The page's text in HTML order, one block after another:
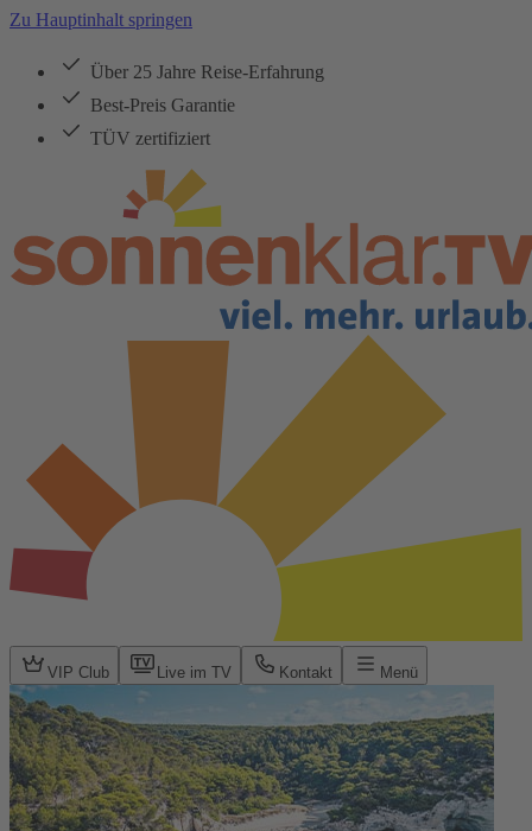
Zu Hauptinhalt springen
Über 25 Jahre Reise-Erfahrung
Best-Preis Garantie
TÜV zertifiziert
VIP Club Live im TV Kontakt Menü